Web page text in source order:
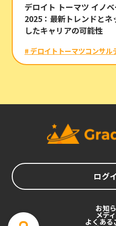
デロイト トーマツ イノ
2025：最新トレンドと
したキャリアの可能性
# デロイトトーマツコンサル
ログ
お知
メデ
よくある